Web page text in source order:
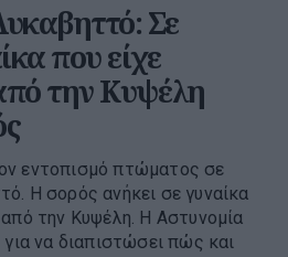
Σε
που είχε
την Κυψέλη
εντοπισμό πτώματος σε
Η σορός ανήκει σε γυναίκα
από την Κυψέλη. Η Αστυνομία
για να διαπιστώσει πώς και